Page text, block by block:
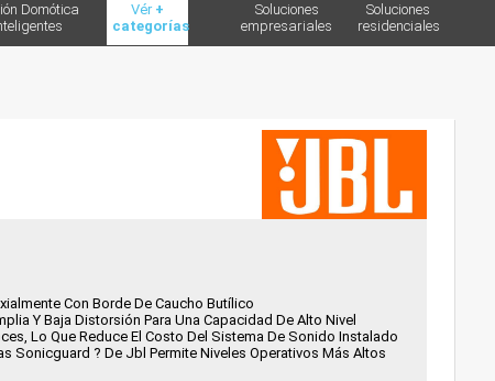
Domótica
Vér +
categorías
Soluciones
residenciales
Soluciones
empresariales
Con Borde De Caucho Butílico
Y Baja Distorsión Para Una Capacidad De Alto Nivel
Lo Que Reduce El Costo Del Sistema De Sonido Instalado
Sonicguard ? De Jbl Permite Niveles Operativos Más Altos